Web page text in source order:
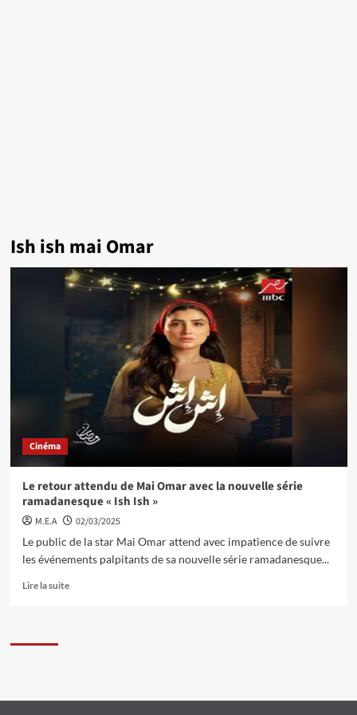
Ish ish mai Omar
Cinéma
Le retour attendu de Mai Omar avec la nouvelle série
ramadanesque « Ish Ish »
M.E.A
02/03/2025
Le public de la star Mai Omar attend avec impatience de suivre
les événements palpitants de sa nouvelle série ramadanesque...
Lire la suite